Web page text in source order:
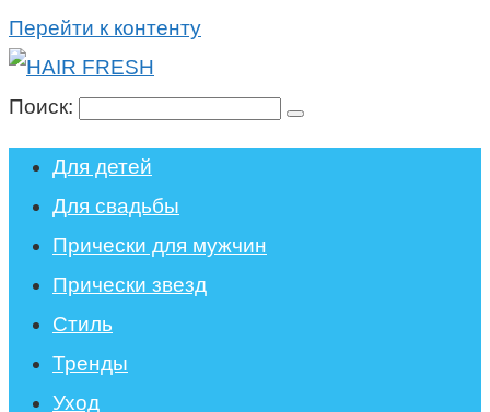
Перейти к контенту
Поиск:
Для детей
Для свадьбы
Прически для мужчин
Прически звезд
Стиль
Тренды
Уход